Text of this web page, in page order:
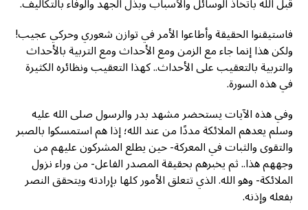
فاستيقنوا الحقيقة وأطاعوا الأمر في توازن شعوري وحركي عجيب!
ولكن هذا إنما جاء مع الزمن ومع الأحداث ومع التربية بالأحداث
والتربية بالتعقيب على الأحداث.. كهذا التعقيب ونظائره الكثيرة
في هذه السورة.
وفي هذه الآيات يستحضر مشهد بدر والرسول صلى الله عليه
وسلم يعدهم الملائكة مددًا من عند الله؛ إذا هم استمسكوا بالصبر
والتقوى والثبات في المعركة- حين يطلع المشركون عليهم من
وجههم هذا.. ثم يخبرهم بحقيقة المصدر الفاعل- من وراء نزول
الملائكة- وهو الله. الذي تتعلق الأمور كلها بإرادته ويتحقق النصر
بفعله وإذنه.